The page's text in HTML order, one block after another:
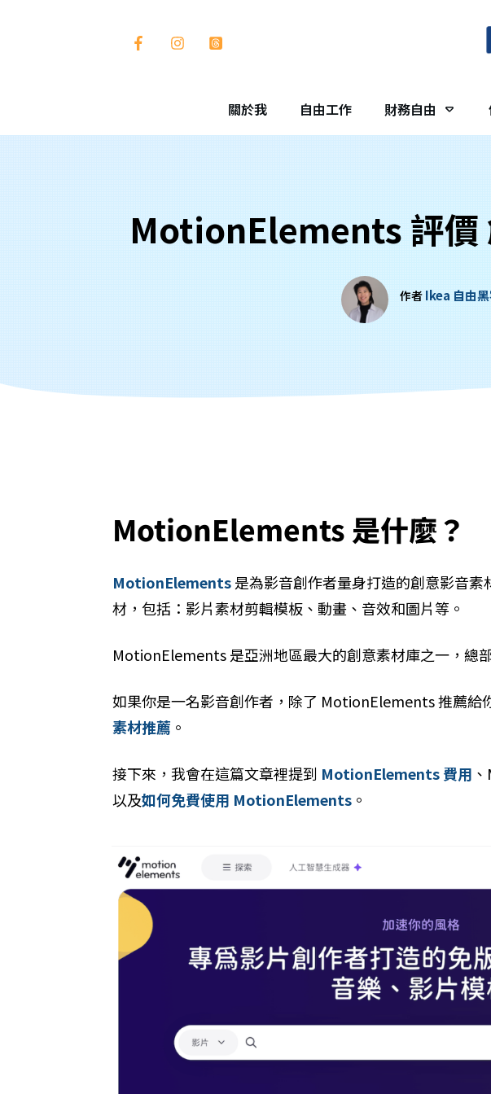
關於我 自由工作 財務自由
MotionElements 評價
作者 Ikea 自由
MotionElements 是什麼？
MotionElements是為影音創作者量身打造的創意影音
材，包括：影片素材剪輯模板、動畫、音效和圖片等。
MotionElements 是亞洲地區最大的創意素材庫之一，總
如果你是一名影音創作者，除了 MotionElements 推薦給
素材推薦 。
接下來，我會在這篇文章裡提到 MotionElements 費用
以及如何免費使用 MotionElements 。